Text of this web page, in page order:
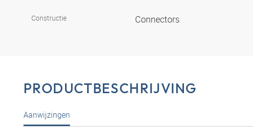
Constructie Connectors
PRODUCTBESCHRIJVING
Aanwijzingen